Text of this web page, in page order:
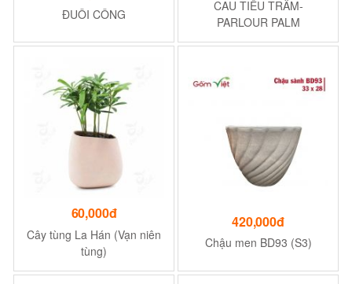
ĐUÔI CÔNG
CAU TIỂU TRÂM-
PARLOUR PALM
60,000đ
Cây tùng La Hán (Vạn niên
tùng)
420,000đ
Chậu men BD93 (S3)